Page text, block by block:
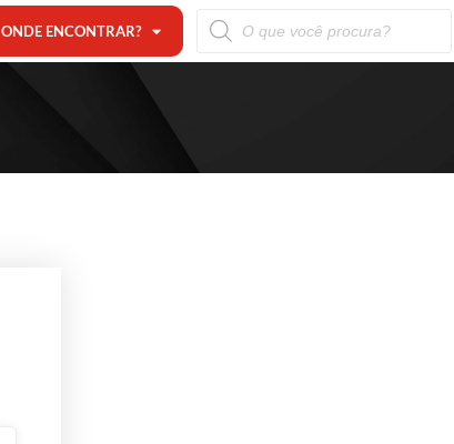
ONDE ENCONTRAR?